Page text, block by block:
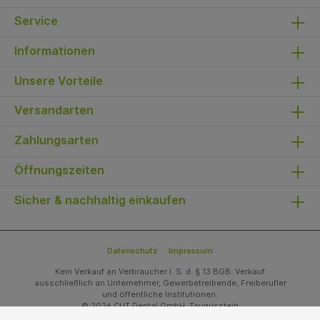
Service
Informationen
Unsere Vorteile
Versandarten
Zahlungsarten
Öffnungszeiten
Sicher & nachhaltig einkaufen
Datenschutz Impressum
Kein Verkauf an Verbraucher i. S. d. § 13 BGB. Verkauf
ausschließlich an Unternehmer, Gewerbetreibende, Freiberufler
und öffentliche Institutionen.
© 2026 CUT Dental GmbH, Taunusstein